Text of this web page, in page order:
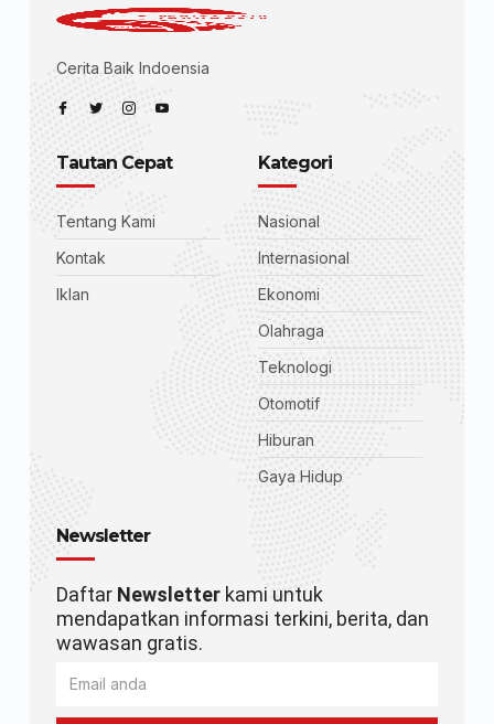
Cerita Baik Indoensia
Tautan Cepat
Tentang Kami
Kontak
Iklan
Kategori
Nasional
Internasional
Ekonomi
Olahraga
Teknologi
Otomotif
Hiburan
Gaya Hidup
Newsletter
Daftar Newsletterkami untuk
mendapatkan informasi terkini, berita, dan
wawasan gratis.